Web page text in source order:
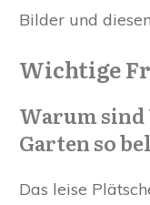
Bilder und
Wichtige
Warum
Garten so
Das leise